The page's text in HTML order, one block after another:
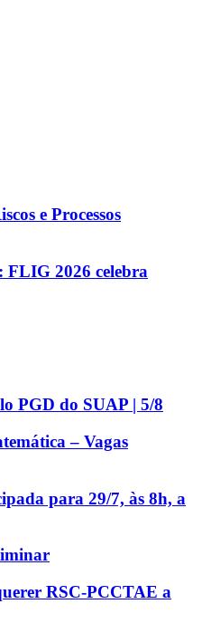
e Processos
2026 celebra
PGD do SUAP | 5/8
– Vagas
para 29/7, às 8h, a
RSC-PCCTAE a